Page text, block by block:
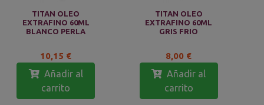
TITAN OLEO
EXTRAFINO 60ML
BLANCO PERLA
10,15 €
Añadir al
carrito
TITAN OLEO
EXTRAFINO 60ML
GRIS FRIO
8,00 €
Añadir al
carrito